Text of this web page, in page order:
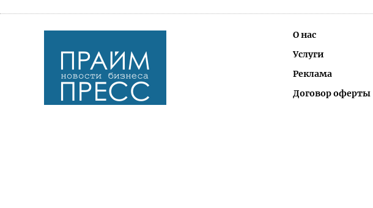
О нас
Услуги
Реклама
Договор оферты